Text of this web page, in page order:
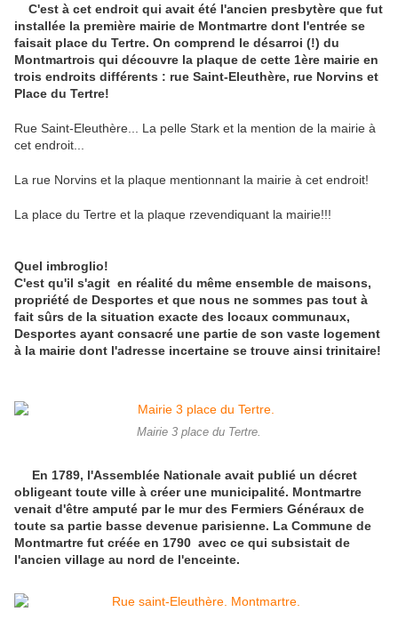
C'est à cet endroit qui avait été l'ancien presbytère que fut
installée la première mairie de Montmartre dont l'entrée se
faisait place du Tertre. On comprend le désarroi (!) du
Montmartrois qui découvre la plaque de cette 1ère mairie en
trois endroits différents : rue Saint-Eleuthère, rue Norvins et
Place du Tertre!
Rue Saint-Eleuthère... La pelle Stark et la mention de la mairie à
cet endroit...
La rue Norvins et la plaque mentionnant la mairie à cet endroit!
La place du Tertre et la plaque rzevendiquant la mairie!!!
Quel imbroglio!
C'est qu'il s'agit en réalité du même ensemble de maisons,
propriété de Desportes et que nous ne sommes pas tout à
fait sûrs de la situation exacte des locaux communaux,
Desportes ayant consacré une partie de son vaste logement
à la mairie dont l'adresse incertaine se trouve ainsi trinitaire!
Mairie 3 place du Tertre.
En 1789, l'Assemblée Nationale avait publié un décret
obligeant toute ville à créer une municipalité. Montmartre
venait d'être amputé par le mur des Fermiers Généraux de
toute sa partie basse devenue parisienne. La Commune de
Montmartre fut créée en 1790 avec ce qui subsistait de
l'ancien village au nord de l'enceinte.